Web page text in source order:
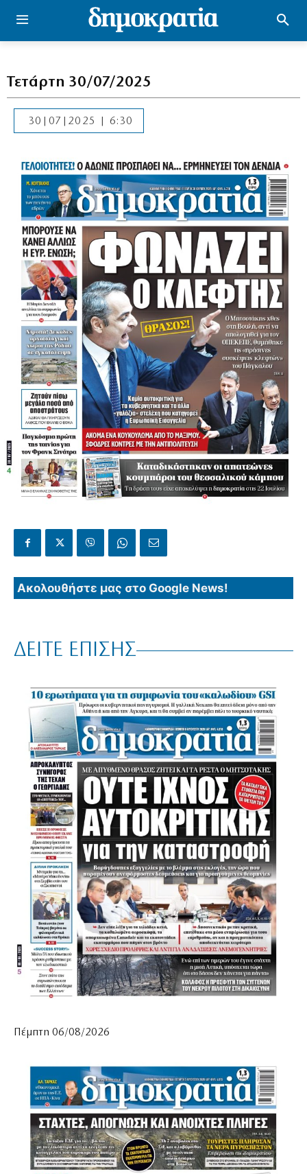
Τετάρτη 30/07/2025
30|07|2025 | 6:30
Ακολουθήστε μας στο Google News!
ΔΕΙΤΕ ΕΠΙΣΗΣ
Πέμπτη 06/08/2026